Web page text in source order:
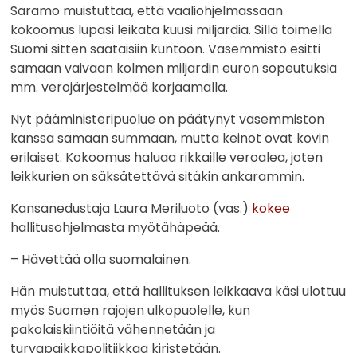
Saramo muistuttaa, että vaaliohjelmassaan
kokoomus lupasi leikata kuusi miljardia. Sillä toimella
Suomi sitten saataisiin kuntoon. Vasemmisto esitti
samaan vaivaan kolmen miljardin euron sopeutuksia
mm. verojärjestelmää korjaamalla.
Nyt pääministeripuolue on päätynyt vasemmiston
kanssa samaan summaan, mutta keinot ovat kovin
erilaiset. Kokoomus haluaa rikkaille veroalea, joten
leikkurien on säksätettävä sitäkin ankarammin.
Kansanedustaja Laura Meriluoto (vas.) kokee
hallitusohjelmasta myötähäpeää.
– Hävettää olla suomalainen.
Hän muistuttaa, että hallituksen leikkaava käsi ulottuu
myös Suomen rajojen ulkopuolelle, kun
pakolaiskiintiöitä vähennetään ja
turvapaikkapolitiikkaa kiristetään.